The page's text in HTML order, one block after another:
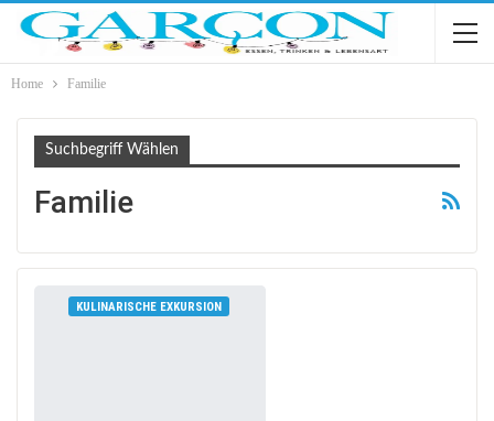
Home Familie
Suchbegriff Wählen
Familie
KULINARISCHE EXKURSION